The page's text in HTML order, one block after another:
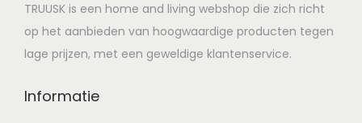
TRUUSK is een home and living webshop die zich richt
op het aanbieden van hoogwaardige producten tegen
lage prijzen, met een geweldige klantenservice.
Informatie